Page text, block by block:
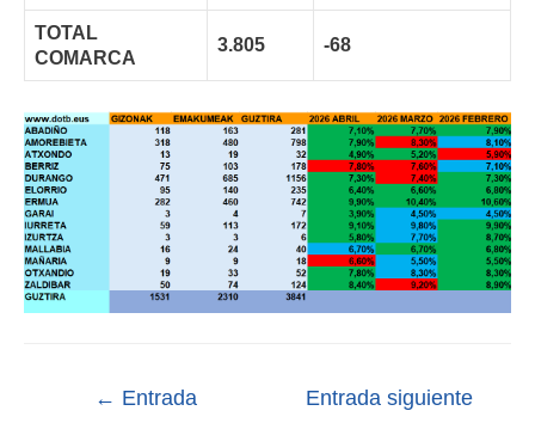
TOTAL
COMARCA
3.805 -68
← Entrada
Entrada siguiente